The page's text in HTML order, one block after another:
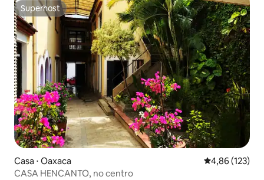
Superhost
Superhost
Casa ⋅ Oaxaca 4,86 de uma
4,86 (123)
CASA HENCANTO, no centro